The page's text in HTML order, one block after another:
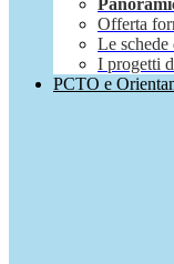
Offerta
Le schede
I progetti
PCTO e